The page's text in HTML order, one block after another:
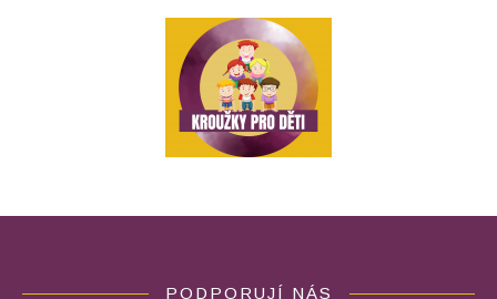
PODPORUJÍ NÁS